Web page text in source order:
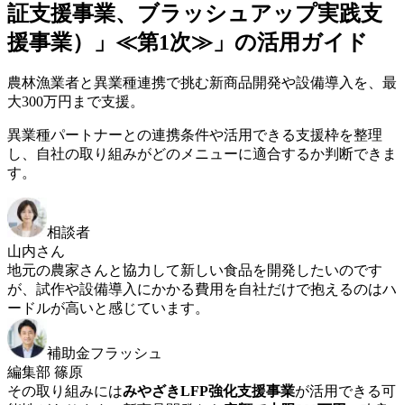
証支援事業、ブラッシュアップ実践支
援事業）」≪第1次≫」の活用ガイド
農林漁業者と異業種連携で挑む新商品開発や設備導入を、最
大300万円まで支援。
異業種パートナーとの連携条件や活用できる支援枠を整理
し、自社の取り組みがどのメニューに適合するか判断できま
す。
相談者
山内さん
地元の農家さんと協力して新しい食品を開発したいのです
が、試作や設備導入にかかる費用を自社だけで抱えるのはハ
ードルが高いと感じています。
補助金フラッシュ
編集部 篠原
その取り組みにはみやざきLFP強化支援事業が活用できる可